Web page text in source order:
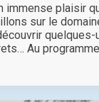
immense plaisir
sur le
quelques-
Au programme